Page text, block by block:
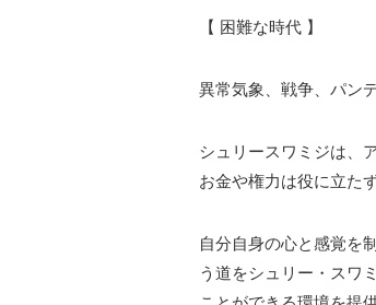
【 困難な時代 】
異常気象、戦争、パン
シュリースワミジは、
お金や権力は役に立た
自分自身の心と感覚を
う道をシュリー・スワ